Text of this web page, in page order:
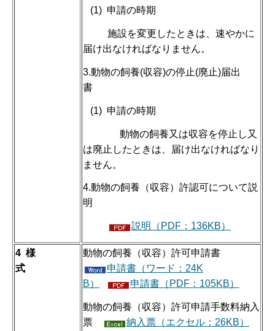
(1) 申請の時期
施設を変更したときは、速やかに
届け出なければなりません。
3.動物の飼養(収容)の停止(廃止)届出
書
(1) 申請の時期
動物の飼養又は収容を停止し又
は廃止したときは、届け出なければなり
ません。
4.動物の飼養（収容）許認可について説
明
説明（PDF：136KB）
4 様
式
動物の飼養（収容）許可申請書
申請書（ワード：24K
B）
申請書（PDF：105KB）
動物の飼養（収容）許可申請手数料納入
票
納入票（エクセル：26KB）